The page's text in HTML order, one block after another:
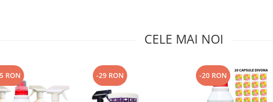
CELE MAI NOI
RON -29 RON -20 RON